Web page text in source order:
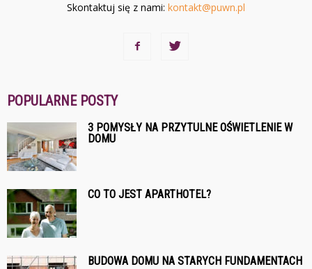
Skontaktuj się z nami: kontakt@puwn.pl
POPULARNE POSTY
3 POMYSŁY NA PRZYTULNE OŚWIETLENIE W
DOMU
CO TO JEST APARTHOTEL?
BUDOWA DOMU NA STARYCH FUNDAMENTACH